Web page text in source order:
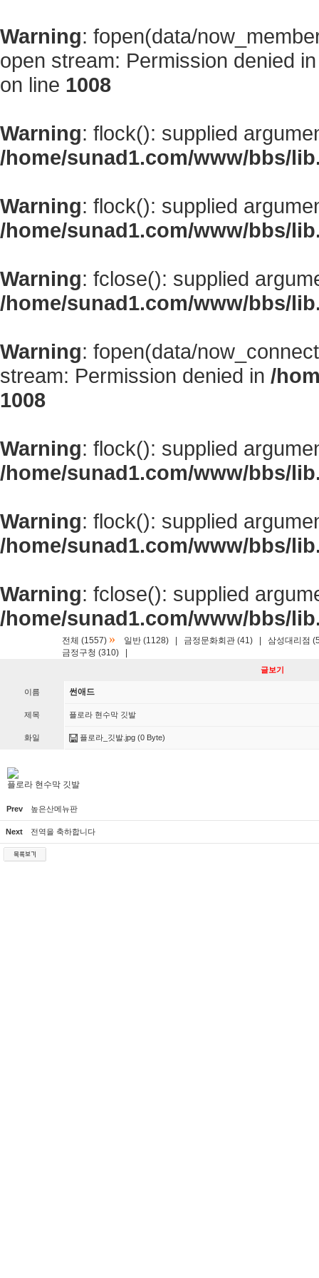
Warning: fopen(data/
open stream: Permission denied
on line 1008
Warning: flock(): supplied
/home/sunad1.com/www/bbs/
Warning: flock(): supplied
/home/sunad1.com/www/bbs/
Warning: fclose(): supplied
/home/sunad1.com/www/bbs/
Warning: fopen(data/
stream: Permission denied in /
1008
Warning: flock(): supplied
/home/sunad1.com/www/bbs/
Warning: flock(): supplied
/home/sunad1.com/www/bbs/
Warning: fclose(): supplied
/home/sunad1.com/www/bbs/
전체 (1557) » 일반 (1128) 금정문화회관 (41)
삼성대리점
금정구청 (310)
글보기
이름 썬애드
제목 플로라 현수막 깃발
화일 플로라_깃발.jpg (0 Byte)
플로라 현수막 깃발
Prev 높은산메뉴판
Next 전역을 축하합니다